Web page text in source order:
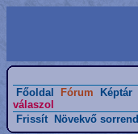
Főoldal Fórum Képtár
válaszol
Frissít
Növekvő sorrend